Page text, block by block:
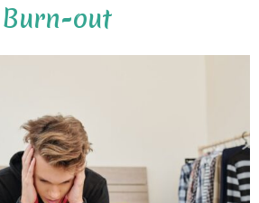
Burn-out